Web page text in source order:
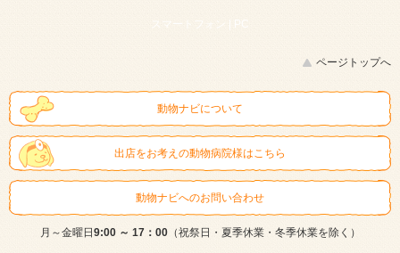
スマートフォン | PC
ページトップへ
動物ナビについて
出店をお考えの動物病院様はこちら
動物ナビへのお問い合わせ
月～金曜日9:00 ～ 17：00（祝祭日・夏季休業・冬季休業を除く）